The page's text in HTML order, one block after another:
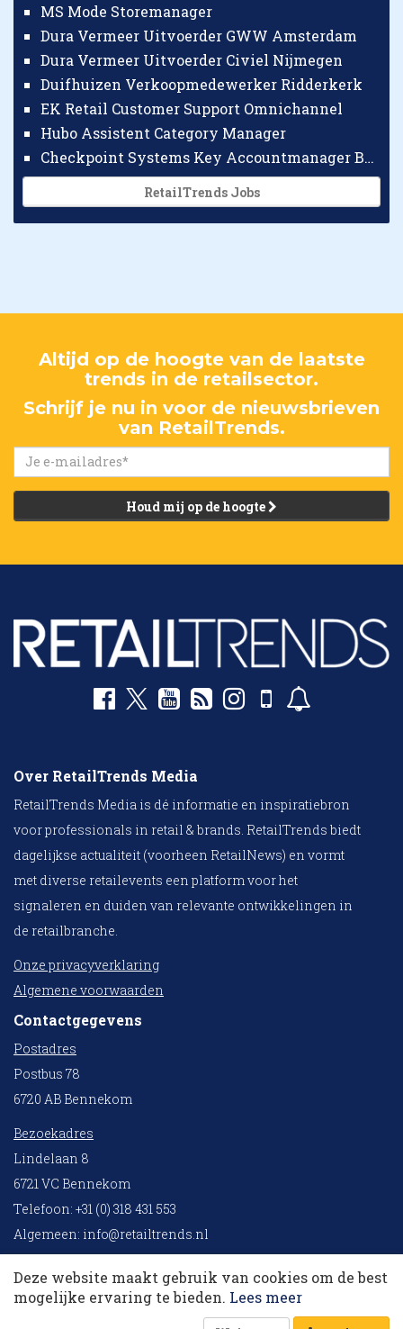
MS Mode Storemanager
Dura Vermeer Uitvoerder GWW Amsterdam
Dura Vermeer Uitvoerder Civiel Nijmegen
Duifhuizen Verkoopmedewerker Ridderkerk
EK Retail Customer Support Omnichannel
Hubo Assistent Category Manager
Checkpoint Systems Key Accountmanager Benelux
RetailTrends Jobs
Altijd op de hoogte van de laatste
trends in de retailsector.
Schrijf je nu in voor de nieuwsbrieven
van RetailTrends.
Houd mij op de hoogte
Over RetailTrends Media
RetailTrends Media is dé informatie en inspiratiebron
voor professionals in retail & brands. RetailTrends biedt
dagelijkse actualiteit (voorheen RetailNews) en vormt
met diverse retailevents een platform voor het
signaleren en duiden van relevante ontwikkelingen in
de retailbranche.
Onze privacyverklaring
Algemene voorwaarden
Contactgegevens
Postadres
Postbus 78
6720 AB Bennekom
Bezoekadres
Lindelaan 8
6721 VC Bennekom
Telefoon: +31 (0) 318 431 553
Algemeen: info@retailtrends.nl
Redactie:redactie@retailtrends.nl
Membership:member@retailtrends.nl
Deze website maakt gebruik van cookies om de best
mogelijke ervaring te bieden. Lees meer
10 collega’s
Korting op events